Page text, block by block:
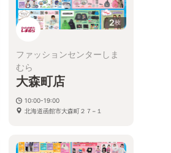
2枚
ファッションセンターしま
むら
大森町店
10:00-19:00
北海道函館市大森町２７−１